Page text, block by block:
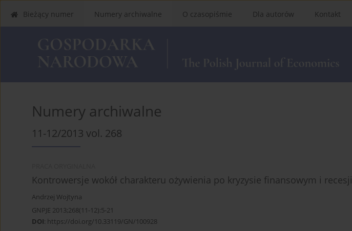
Bieżący numer Numery archiwalne O czasopiśmie Dla autorów Kontakt
Numery archiwalne
11-12/2013 vol. 268
Kontrowersje wokół charakteru ożywienia po kryzysie finansowym i recesji
Andrzej Wojtyna
GNPJE 2013;268(11-12):5-21
DOI: https://doi.org/10.33119/GN/100928